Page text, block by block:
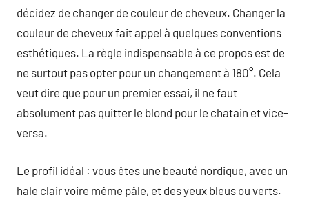
décidez de changer de couleur de cheveux. Changer la
couleur de cheveux fait appel à quelques conventions
esthétiques. La règle indispensable à ce propos est de
ne surtout pas opter pour un changement à 180°. Cela
veut dire que pour un premier essai, il ne faut
absolument pas quitter le blond pour le chatain et vice-
versa.
Le profil idéal : vous êtes une beauté nordique, avec un
hale clair voire même pâle, et des yeux bleus ou verts.